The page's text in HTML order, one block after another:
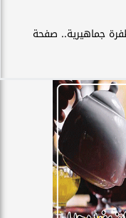
جماهيرية.. صفحة